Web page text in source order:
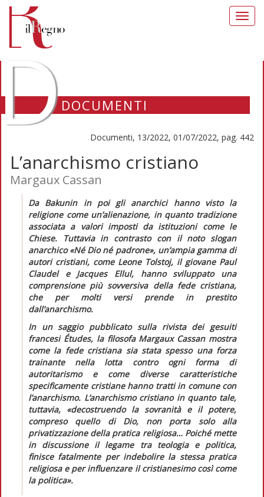
DOCUMENTI
Documenti, 13/2022, 01/07/2022, pag. 442
L’anarchismo cristiano
Margaux Cassan
Da Bakunin in poi gli anarchici hanno visto la
religione come un’alienazione, in quanto tradizione
associata a valori imposti da istituzioni come le
Chiese. Tuttavia in contrasto con il noto slogan
anarchico «Né Dio né padrone», un’ampia gamma di
autori cristiani, come Leone Tolstoj, il giovane Paul
Claudel e Jacques Ellul, hanno sviluppato una
comprensione più sovversiva della fede cristiana,
che per molti versi prende in prestito
dall’anarchismo.
In un saggio pubblicato sulla rivista dei gesuiti
francesi Études,la filosofa Margaux Cassan mostra
come la fede cristiana sia stata spesso una forza
trainante nella lotta contro ogni forma di
autoritarismo e come diverse caratteristiche
specificamente cristiane hanno tratti in comune con
l’anarchismo. L’anarchismo cristiano in quanto tale,
tuttavia, «decostruendo la sovranità e il potere,
compreso quello di Dio, non porta solo alla
privatizzazione della pratica religiosa… Poiché mette
in discussione il legame tra teologia e politica,
finisce fatalmente per indebolire la stessa pratica
religiosa e per influenzare il cristianesimo così come
la politica».